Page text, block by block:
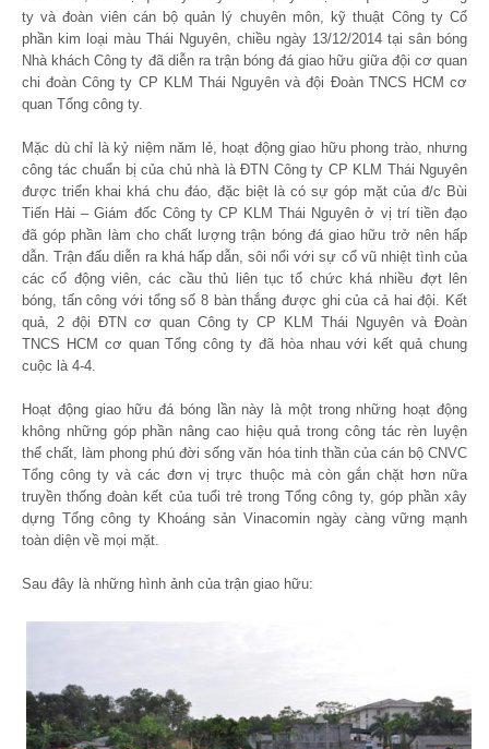
ty và đoàn viên cán bộ quản lý chuyên môn, kỹ thuật Công ty Cổ
phần kim loại màu Thái Nguyên, chiều ngày 13/12/2014 tại sân bóng
Nhà khách Công ty đã diễn ra trận bóng đá giao hữu giữa đội cơ quan
chi đoàn Công ty CP KLM Thái Nguyên và đội Đoàn TNCS HCM cơ
quan Tổng công ty.
Mặc dù chỉ là kỷ niệm năm lẻ, hoạt động giao hữu phong trào, nhưng
công tác chuẩn bị của chủ nhà là ĐTN Công ty CP KLM Thái Nguyên
được triển khai khá chu đáo, đặc biệt là có sự góp mặt của đ/c Bùi
Tiến Hải – Giám đốc Công ty CP KLM Thái Nguyên ở vị trí tiền đạo
đã góp phần làm cho chất lượng trận bóng đá giao hữu trở nên hấp
dẫn. Trận đấu diễn ra khá hấp dẫn, sôi nổi với sự cổ vũ nhiệt tình của
các cổ động viên, các cầu thủ liên tục tổ chức khá nhiều đợt lên
bóng, tấn công với tổng số 8 bàn thắng được ghi của cả hai đội. Kết
quả, 2 đội ĐTN cơ quan Công ty CP KLM Thái Nguyên và Đoàn
TNCS HCM cơ quan Tổng công ty đã hòa nhau với kết quả chung
cuộc là 4-4.
Hoạt động giao hữu đá bóng lần này là một trong những hoạt động
không những góp phần nâng cao hiệu quả trong công tác rèn luyện
thể chất, làm phong phú đời sống văn hóa tinh thần của cán bộ CNVC
Tổng công ty và các đơn vị trực thuộc mà còn gắn chặt hơn nữa
truyền thống đoàn kết của tuổi trẻ trong Tổng công ty, góp phần xây
dựng Tổng công ty Khoáng sản Vinacomin ngày càng vững mạnh
toàn diện về mọi mặt.
Sau đây là những hình ảnh của trận giao hữu: